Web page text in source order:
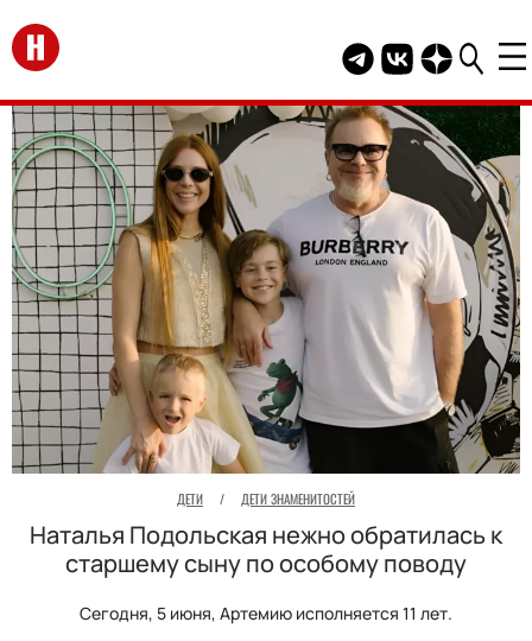
Перейти на главную
Telegram канал
Группа HELLO
Канал
ДЕТИ / ДЕТИ ЗНАМЕНИТОСТЕЙ
Наталья Подольская нежно обратилась к
старшему сыну по особому поводу
Сегодня, 5 июня, Артемию исполняется 11 лет.